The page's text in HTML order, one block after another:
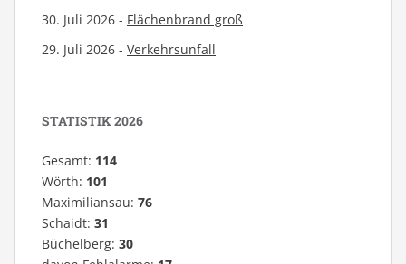
30. Juli 2026 - Flächenbrand groß
29. Juli 2026 - Verkehrsunfall
STATISTIK 2026
Gesamt: 114
Wörth: 101
Maximiliansau: 76
Schaidt: 31
Büchelberg: 30